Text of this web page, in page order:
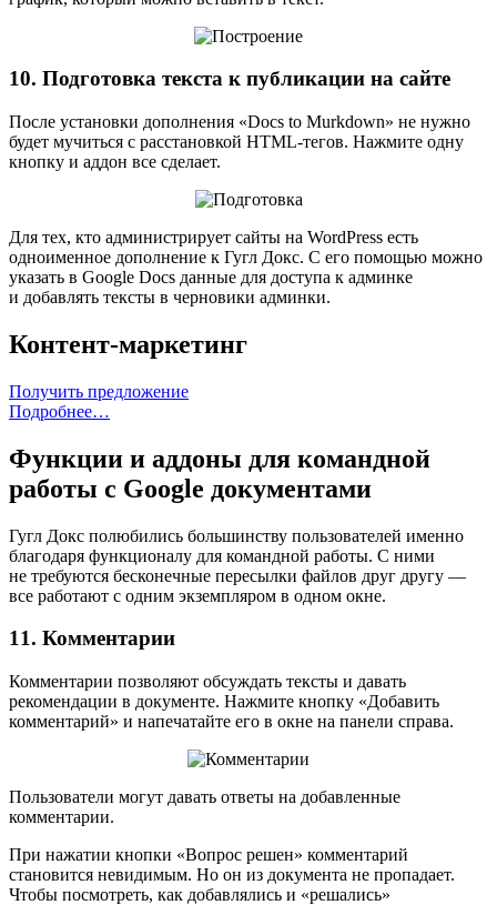
10. Подготовка текста к публикации на сайте
После установки дополнения «Docs to Murkdown» не нужно
будет мучиться с расстановкой HTML-тегов. Нажмите одну
кнопку и аддон все сделает.
Для тех, кто администрирует сайты на WordPress есть
одноименное дополнение к Гугл Докс. С его помощью можно
указать в Google Docs данные для доступа к админке
и добавлять тексты в черновики админки.
Контент-маркетинг
Получить предложение
Подробнее…
Функции и аддоны для командной
работы с Google документами
Гугл Докс полюбились большинству пользователей именно
благодаря функционалу для командной работы. С ними
не требуются бесконечные пересылки файлов друг другу —
все работают с одним экземпляром в одном окне.
11. Комментарии
Комментарии позволяют обсуждать тексты и давать
рекомендации в документе. Нажмите кнопку «Добавить
комментарий» и напечатайте его в окне на панели справа.
Пользователи могут давать ответы на добавленные
комментарии.
При нажатии кнопки «Вопрос решен» комментарий
становится невидимым. Но он из документа не пропадает.
Чтобы посмотреть, как добавлялись и «решались»